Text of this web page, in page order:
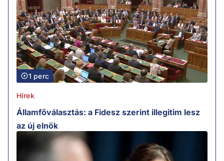
1 perc
Hírek
Államfőválasztás: a Fidesz szerint illegitim lesz
az új elnök